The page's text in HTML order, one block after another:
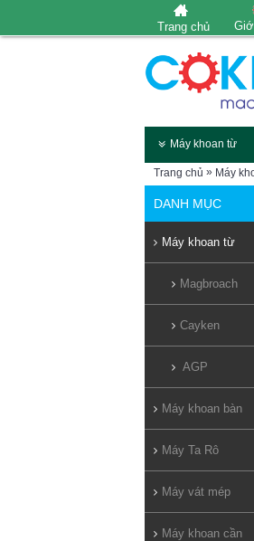
Trang chủ
Máy khoan từ
Trang chủ » Máy
DANH MỤC
Máy khoan từ
Magbroach
Cayken
AGP
Máy khoan bàn
Máy Ta Rô
Máy vát mép
Máy khoan cần